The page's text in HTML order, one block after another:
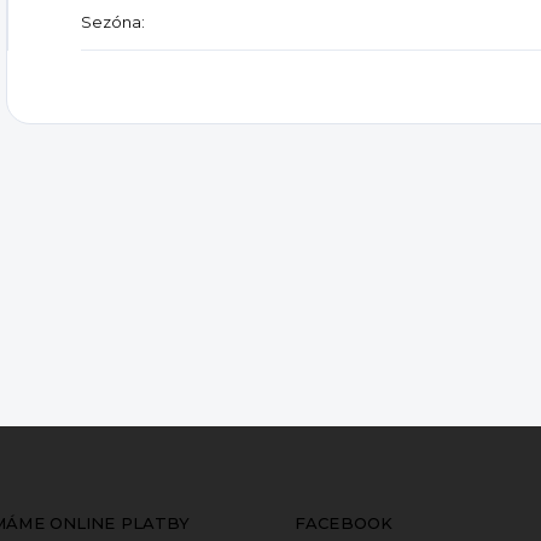
Sezóna:
ONLINE PLATBY FACEBOOK